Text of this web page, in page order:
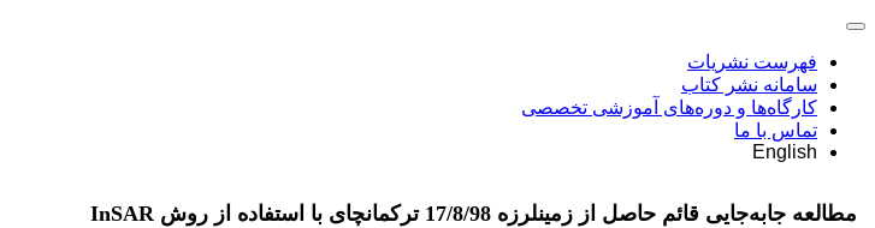
فهرست نشریات
سامانه نشر کتاب
کارگاه‌ها و دوره‌های آموزشی تخصصی
تماس با ما
English
مطالعه جابه‌جایی قائم حاصل از زمین‏لرزه 17/8/98 ترکمانچای با استفاده از روش InSAR